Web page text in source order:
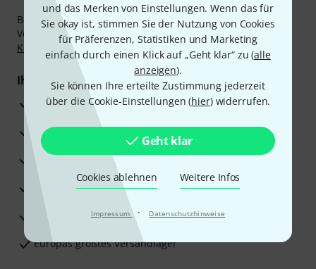
und das Merken von Einstellungen. Wenn das für
Sie okay ist, stimmen Sie der Nutzung von Cookies
für Präferenzen, Statistiken und Marketing
einfach durch einen Klick auf „Geht klar“ zu (alle
anzeigen).
Sie können Ihre erteilte Zustimmung jederzeit
über die Cookie-Einstellungen (hier) widerrufen.
Geht klar
Cookies ablehnen Weitere Infos
Impressum · Datenschutzhinweise
Bezahlen Sie vertraulich und sicher per Nachnahme,
Vorkasse, PayPal, Amazon Pay, Klarna Sofort bezahlen
Klarna Ratenzahlungoder Kreditkarte.
Ihre Vorteile
3 Jahre Thomann Garantie
30 Tage Money-Back-Garantie
Reparaturservice
Beratung durch Fachexperten
Zufriedenheitsgarantie
Europas größtes Versandlager